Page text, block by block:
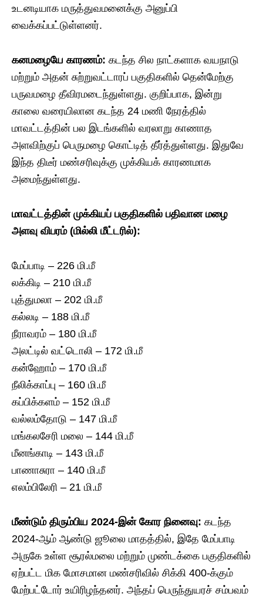
உடனடியாக மருத்துவமனைக்கு அனுப்பி
வைக்கப்பட்டுள்ளனர்.
கனமழையே காரணம்: கடந்த சில நாட்களாக வயநாடு
மற்றும் அதன் சுற்றுவட்டாரப் பகுதிகளில் தென்மேற்கு
பருவமழை தீவிரமடைந்துள்ளது. குறிப்பாக, இன்று
காலை வரையிலான கடந்த 24 மணி நேரத்தில்
மாவட்டத்தின் பல இடங்களில் வரலாறு காணாத
அளவிற்குப் பெருமழை கொட்டித் தீர்த்துள்ளது. இதுவே
இந்த திடீர் மண்சரிவுக்கு முக்கியக் காரணமாக
அமைந்துள்ளது.
மாவட்டத்தின் முக்கியப் பகுதிகளில் பதிவான மழை
அளவு விபரம் (மில்லி மீட்டரில்):
மேப்பாடி – 226 மி.மீ
லக்கிடி – 210 மி.மீ
புத்துமலா – 202 மி.மீ
கல்லடி – 188 மி.மீ
நீராவரம் – 180 மி.மீ
அலட்டில் வட்டொலி – 172 மி.மீ
கன்ஹோம் – 170 மி.மீ
நீலிக்காப்பு – 160 மி.மீ
கப்பிக்களம் – 152 மி.மீ
வல்லம்தோடு – 147 மி.மீ
மங்கலசேரி மலை – 144 மி.மீ
மீனங்காடி – 143 மி.மீ
பாணாசுரா – 140 மி.மீ
எலம்பிலேரி – 21 மி.மீ
மீண்டும் திரும்பிய 2024-இன் கோர நினைவு: கடந்த
2024-ஆம் ஆண்டு ஜூலை மாதத்தில், இதே மேப்பாடி
அருகே உள்ள சூரல்மலை மற்றும் முண்டக்கை பகுதிகளில்
ஏற்பட்ட மிக மோசமான மண்சரிவில் சிக்கி 400-க்கும்
மேற்பட்டோர் உயிரிழந்தனர். அந்தப் பெருந்துயரச் சம்பவம்